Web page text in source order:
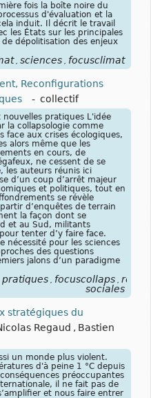
fois la boîte noire du
d'évaluation et la
induit. Il décrit le travail
les États sur les principales
dépolitisation des enjeux
, sciences , focusclimat
Reconfigurations
- collectif
pratiques L'idée
la collapsologie comme
face aux crises écologiques,
alors même que les
en cours, de
ne cessent de se
les auteurs réunis ici
d’un coup d’arrêt majeur
et politiques, tout en
se révèle
d’enquêtes de terrain
la façon dont se
et au Sud, militants
tenter d’y faire face.
nécessité pour les sciences
des questions
jalons d’un paradigme
pratiques focuscollaps
sociales
stratégiques du
Regaud , Bastien
un monde plus violent.
d'à peine 1 °C depuis
préoccupantes
il ne fait pas de
et nous faire entrer